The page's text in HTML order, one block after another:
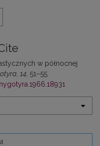
w północnej
14 , 51–55.